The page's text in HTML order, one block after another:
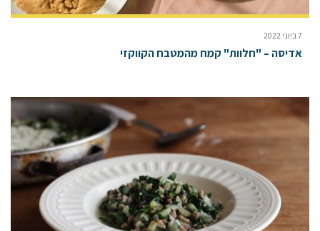
7 ביוני 2022
אדיסה – "חלוות" קמח מהמטבח הקווקזי